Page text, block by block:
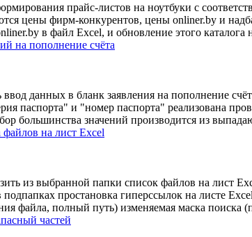
прайс-листов на ноутбуки с
цены фирм-конкурентов, цены onliner.by и
в файл Excel, и обновление этого каталога
на пополнение счёта
данных в бланк заявления на пополнение
паспорта" и "номер паспорта" реализована
большинства значений производится из
файлов на лист Excel
из выбранной папки список файлов на лист
подпапках простановка гиперссылок на листе
файла, полный путь) изменяемая маска поиска
частей